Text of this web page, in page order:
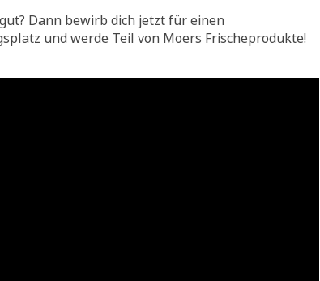
Dann bewirb dich jetzt für einen
und werde Teil von Moers Frischeprodukte!